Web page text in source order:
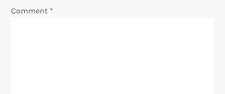
i
Comment *